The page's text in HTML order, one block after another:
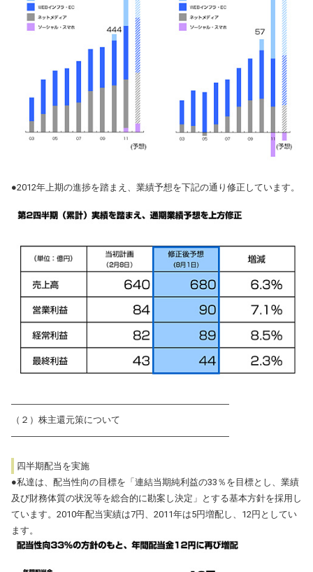
●2012年上期の進捗を踏まえ、業績予想を下記の通り修正しています。
――――――――――――――――――――――――
（２）株主還元策について
――――――――――――――――――――――――
四半期配当を実施
●私達は、配当性向の目標を「連結当期純利益の33％を目標とし、業績
及び財務体質の状況等を総合的に勘案し決定」とする基本方針を採用し
ています。2010年配当実績は7円、2011年は5円増配し、12円としてい
ます。